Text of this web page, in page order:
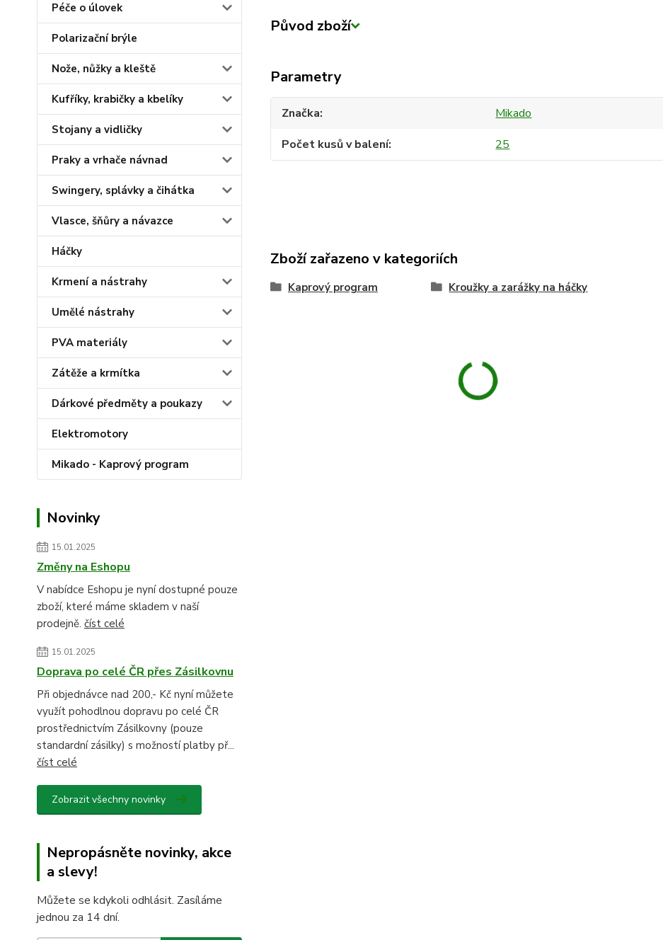
Péče o úlovek
Polarizační brýle
Nože, nůžky a kleště
Kufříky, krabičky a kbelíky
Stojany a vidličky
Praky a vrhače návnad
Swingery, splávky a čihátka
Vlasce, šňůry a návazce
Háčky
Krmení a nástrahy
Umělé nástrahy
PVA materiály
Zátěže a krmítka
Dárkové předměty a poukazy
Elektromotory
Mikado - Kaprový program
Novinky
15.01.2025
Změny na Eshopu
V nabídce Eshopu je nyní dostupné pouze
zboží, které máme skladem v naší
prodejně. číst celé
15.01.2025
Doprava po celé ČR přes Zásilkovnu
Při objednávce nad 200,- Kč nyní můžete
využít pohodlnou dopravu po celé ČR
prostřednictvím Zásilkovny (pouze
standardní zásilky) s možností platby př...
číst celé
Zobrazit všechny novinky
Nepropásněte novinky, akce
a slevy!
Můžete se kdykoli odhlásit. Zasíláme
jednou za 14 dní.
Původ zboží
Parametry
Značka
Mikado
Počet kusů v balení
25
Zboží zařazeno v kategoriích
Kaprový program Kroužky a zarážky na háčky